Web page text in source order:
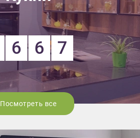
6 6 7
Посмотреть все